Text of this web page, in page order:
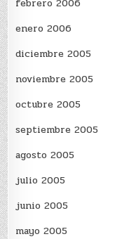
febrero 2006
enero 2006
diciembre 2005
noviembre 2005
octubre 2005
septiembre 2005
agosto 2005
julio 2005
junio 2005
mayo 2005